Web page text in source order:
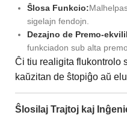
Ŝlosa Funkcio:
sigelajn fendojn.
Dezajno de Premo-
funkciadon sub alta premo.
Ĉi tiu realigita flukontrolo
kaŭzitan de ŝtopiĝo aŭ
Ŝlosilaj Trajtoj kaj